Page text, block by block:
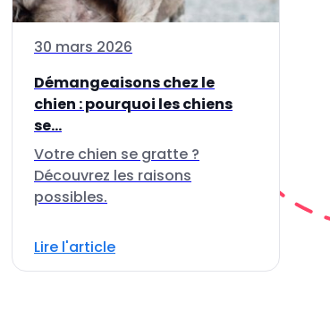
30 mars 2026
Démangeaisons chez le
chien : pourquoi les chiens
se...
Votre chien se gratte ?
Découvrez les raisons
possibles.
Lire l'article